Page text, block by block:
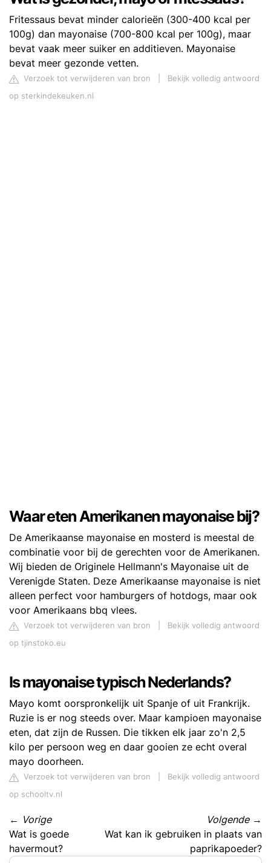
Fritessaus bevat minder calorieën (300-400 kcal per
100g) dan mayonaise (700-800 kcal per 100g), maar
bevat vaak meer suiker en additieven. Mayonaise
bevat meer gezonde vetten.
Verzoek tot verwijderen van bron
Bekijk volledig antwoord
op sterkindekeuken.nl
Waar eten Amerikanen mayonaise bij?
De Amerikaanse mayonaise en mosterd is meestal de
combinatie voor bij de gerechten voor de Amerikanen.
Wij bieden de Originele Hellmann's Mayonaise uit de
Verenigde Staten. Deze Amerikaanse mayonaise is niet
alleen perfect voor hamburgers of hotdogs, maar ook
voor Amerikaans bbq vlees.
Verzoek tot verwijderen van bron
Bekijk volledig antwoord
op tjinstoko.eu
Is mayonaise typisch Nederlands?
Mayo komt oorspronkelijk uit Spanje of uit Frankrijk.
Ruzie is er nog steeds over. Maar kampioen mayonaise
eten, dat zijn de Russen. Die tikken elk jaar zo'n 2,5
kilo per persoon weg en daar gooien ze echt overal
mayo doorheen.
Verzoek tot verwijderen van bron
Bekijk volledig antwoord
op schooltv.nl
← Vorige
Wat is goede
havermout?
Volgende→
Wat kan ik gebruiken in plaats van
paprikapoeder?